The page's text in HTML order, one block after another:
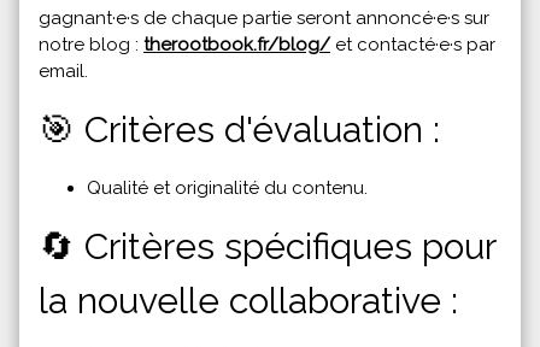
gagnant·e·s de chaque partie seront annoncé·e·s sur
notre blog : therootbook.fr/blog/et contacté·e·s par
email.
🎯 Critères d'évaluation :
Qualité et originalité du contenu.
🔄 Critères spécifiques pour
la nouvelle collaborative :